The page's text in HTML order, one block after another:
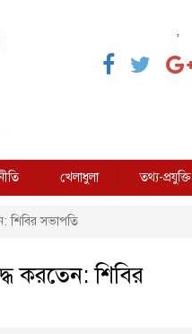
,
খেলাধুলা তথ্য-প্রযুক্তি
শিবির সভাপতি
করতেন: শিবির